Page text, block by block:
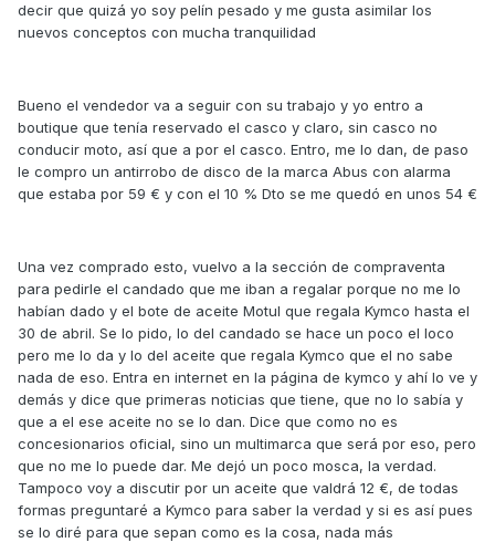
decir que quizá yo soy pelín pesado y me gusta asimilar los
nuevos conceptos con mucha tranquilidad
Bueno el vendedor va a seguir con su trabajo y yo entro a
boutique que tenía reservado el casco y claro, sin casco no
conducir moto, así que a por el casco. Entro, me lo dan, de paso
le compro un antirrobo de disco de la marca Abus con alarma
que estaba por 59 € y con el 10 % Dto se me quedó en unos 54 €
Una vez comprado esto, vuelvo a la sección de compraventa
para pedirle el candado que me iban a regalar porque no me lo
habían dado y el bote de aceite Motul que regala Kymco hasta el
30 de abril. Se lo pido, lo del candado se hace un poco el loco
pero me lo da y lo del aceite que regala Kymco que el no sabe
nada de eso. Entra en internet en la página de kymco y ahí lo ve y
demás y dice que primeras noticias que tiene, que no lo sabía y
que a el ese aceite no se lo dan. Dice que como no es
concesionarios oficial, sino un multimarca que será por eso, pero
que no me lo puede dar. Me dejó un poco mosca, la verdad.
Tampoco voy a discutir por un aceite que valdrá 12 €, de todas
formas preguntaré a Kymco para saber la verdad y si es así pues
se lo diré para que sepan como es la cosa, nada más